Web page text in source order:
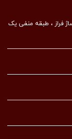
فراز ، طبقه منفی یک